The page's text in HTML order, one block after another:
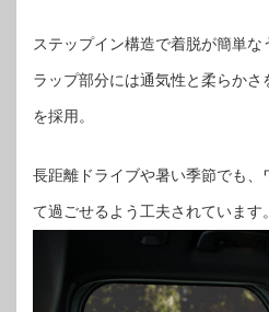
ステップイン構造で着脱が簡単な
ラップ部分には通気性と柔らか
を採用。
長距離ドライブや暑い季節でも、
て過ごせるよう工夫されています。